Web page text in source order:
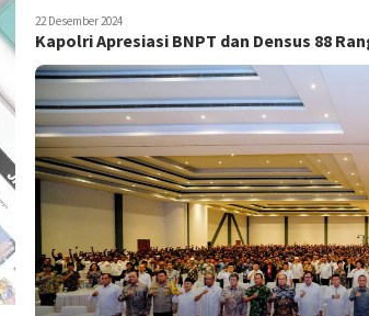
22 Desember 2024
Kapolri Apresiasi BNPT dan Densus 88